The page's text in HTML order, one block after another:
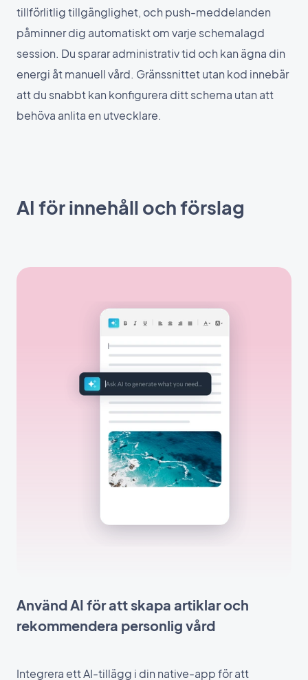
tillförlitlig tillgänglighet, och push-meddelanden
påminner dig automatiskt om varje schemalagd
session. Du sparar administrativ tid och kan ägna din
energi åt manuell vård. Gränssnittet utan kod innebär
att du snabbt kan konfigurera ditt schema utan att
behöva anlita en utvecklare.
AI för innehåll och förslag
Använd AI för att skapa artiklar och
rekommendera personlig vård
Integrera ett AI-tillägg i din native-app för att